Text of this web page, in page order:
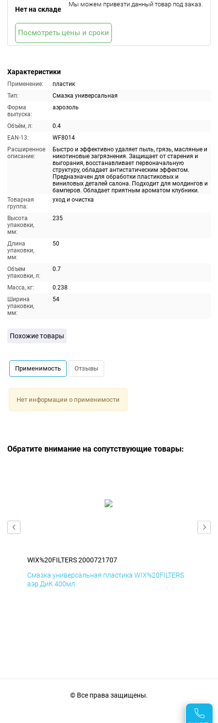
Характеристики
Применение:
пластик
Тип:
Смазка универсальная
Форма
выпуска:
аэрозоль
Объём, л:
0.4
EAN-13:
WF8014
Расширенное
описание:
Быстро и эффективно удаляет пыль, грязь, масляные и
никотиновые загрязнения. Защищает от старения и
выгорания, восстанавливает первоначальную
структуру, обладает антистатическим эффектом.
Предназначен для обработки пластиковых и
виниловых деталей салона. Подходит для молдингов и
бамперов. Обладает приятным ароматом клубники.
Товарная
группа:
уход и очистка
Высота
упаковки,
мм:
235
Длина
упаковки,
мм:
50
Объем
упаковки, л:
0.7
Масса, кг:
0.238
Ширина
упаковки,
мм:
54
Нет на складе
Мы можем привезти данный товар под заказ.
Посмотреть цены и сроки
Похожие товары
Применимость Отзывы
Нет информации о применимости
Обратите внимание на сопутствующие товары:
WIX%20FILTERS 2000721707
Смазка универсальная пластика WIX%20FILTERS
аэр ДиК 400мл
© Все права защищены.